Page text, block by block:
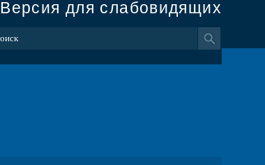
Версия для слабовидящих